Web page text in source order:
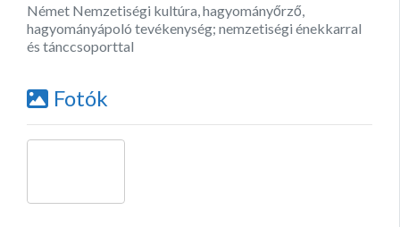
Német Nemzetiségi kultúra, hagyományőrző,
hagyományápoló tevékenység; nemzetiségi énekkarral
és tánccsoporttal
Fotók